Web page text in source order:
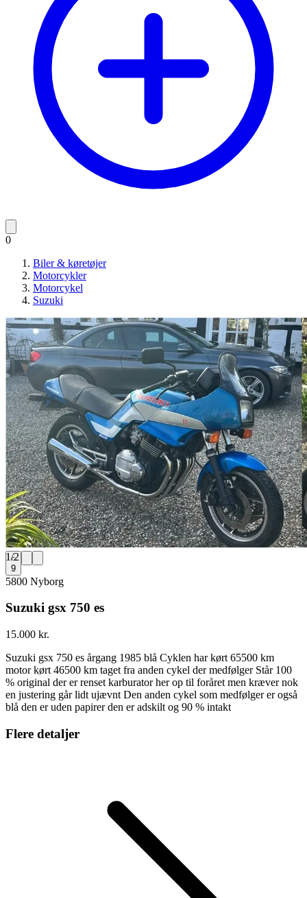
0
Biler & køretøjer
Motorcykler
Motorcykel
Suzuki
1/2
9
5800 Nyborg
Suzuki gsx 750 es
15.000 kr.
Suzuki gsx 750 es årgang 1985 blå Cyklen har kørt 65500 km
motor kørt 46500 km taget fra anden cykel der medfølger Står 100
% original der er renset karburator her op til foråret men kræver nok
en justering går lidt ujævnt Den anden cykel som medfølger er også
blå den er uden papirer den er adskilt og 90 % intakt
Flere detaljer